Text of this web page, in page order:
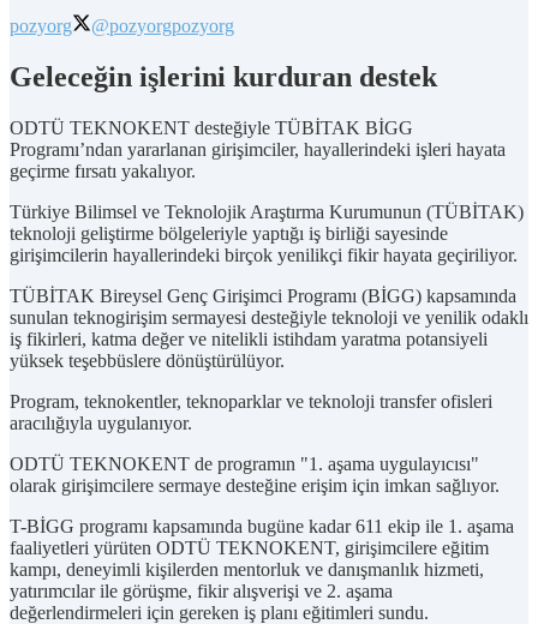
pozyorg @pozyorgpozyorg
Geleceğin işlerini kurduran destek
ODTÜ TEKNOKENT desteğiyle TÜBİTAK BİGG
Programı’ndan yararlanan girişimciler, hayallerindeki işleri hayata
geçirme fırsatı yakalıyor.
Türkiye Bilimsel ve Teknolojik Araştırma Kurumunun (TÜBİTAK)
teknoloji geliştirme bölgeleriyle yaptığı iş birliği sayesinde
girişimcilerin hayallerindeki birçok yenilikçi fikir hayata geçiriliyor.
TÜBİTAK Bireysel Genç Girişimci Programı (BİGG) kapsamında
sunulan teknogirişim sermayesi desteğiyle teknoloji ve yenilik odaklı
iş fikirleri, katma değer ve nitelikli istihdam yaratma potansiyeli
yüksek teşebbüslere dönüştürülüyor.
Program, teknokentler, teknoparklar ve teknoloji transfer ofisleri
aracılığıyla uygulanıyor.
ODTÜ TEKNOKENT de programın "1. aşama uygulayıcısı"
olarak girişimcilere sermaye desteğine erişim için imkan sağlıyor.
T-BİGG programı kapsamında bugüne kadar 611 ekip ile 1. aşama
faaliyetleri yürüten ODTÜ TEKNOKENT, girişimcilere eğitim
kampı, deneyimli kişilerden mentorluk ve danışmanlık hizmeti,
yatırımcılar ile görüşme, fikir alışverişi ve 2. aşama
değerlendirmeleri için gereken iş planı eğitimleri sundu.